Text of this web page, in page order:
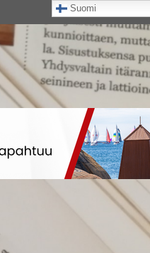
Suomi